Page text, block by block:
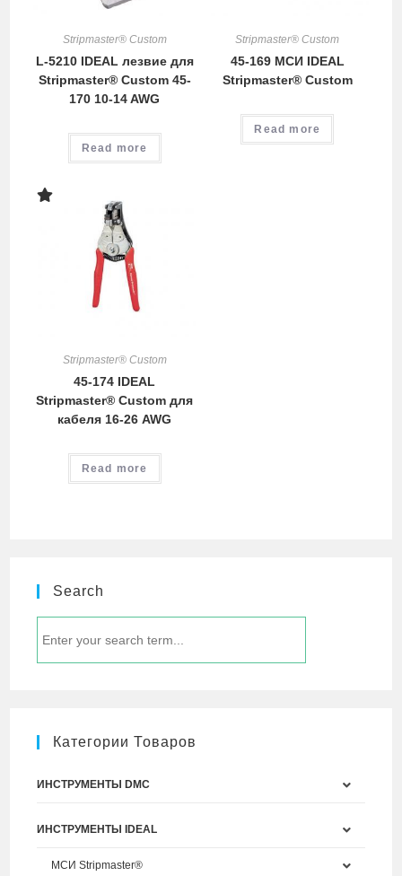
Stripmaster® Custom
L-5210 IDEAL лезвие для
Stripmaster® Custom 45-
170 10-14 AWG
Read more
Stripmaster® Custom
45-169 МСИ IDEAL
Stripmaster® Custom
Read more
Stripmaster® Custom
45-174 IDEAL
Stripmaster® Custom для
кабеля 16-26 AWG
Read more
Search
Категории Товаров
ИНСТРУМЕНТЫ DMC
ИНСТРУМЕНТЫ IDEAL
МСИ Stripmaster®